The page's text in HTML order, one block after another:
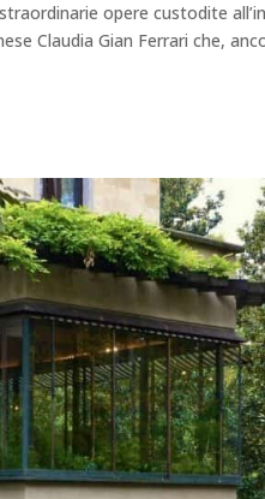
opere custodite
Claudia Gian Ferrari che,